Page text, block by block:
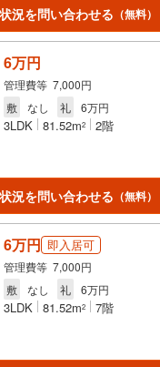
況を問い合わせる （無料）
6万円
管理費等 7,000円
敷
なし 礼 6万円
3LDK 81.52m2 2階
況を問い合わせる （無料）
6万円 即入居可
管理費等 7,000円
敷
なし 礼 6万円
3LDK 81.52m2 7階